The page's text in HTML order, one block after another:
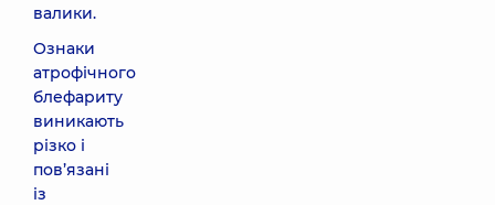
валики.
Ознаки
атрофічного
блефариту
виникають
різко і
пов’язані
із